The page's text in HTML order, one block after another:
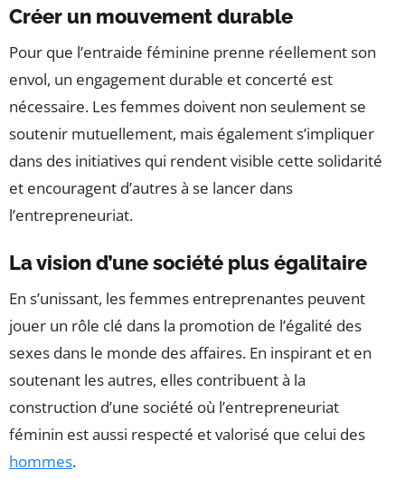
Créer un mouvement durable
Pour que l’entraide féminine prenne réellement son
envol, un engagement durable et concerté est
nécessaire. Les femmes doivent non seulement se
soutenir mutuellement, mais également s’impliquer
dans des initiatives qui rendent visible cette solidarité
et encouragent d’autres à se lancer dans
l’entrepreneuriat.
La vision d’une société plus égalitaire
En s’unissant, les femmes entreprenantes peuvent
jouer un rôle clé dans la promotion de l’égalité des
sexes dans le monde des affaires. En inspirant et en
soutenant les autres, elles contribuent à la
construction d’une société où l’entrepreneuriat
féminin est aussi respecté et valorisé que celui des
hommes.